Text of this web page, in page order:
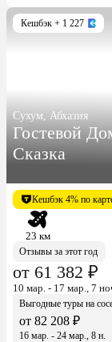
Кешбэк + 1 227
Сухум, Абхазия
Гостевой
Сказка
Кешбэк 4% по
23 км
Отзывы за этот год
от 61 382 ₽
10 мар. - 17 мар., 7
Выгодные туры на
от 82 208 ₽
16 мар. - 24 мар., 8 н.